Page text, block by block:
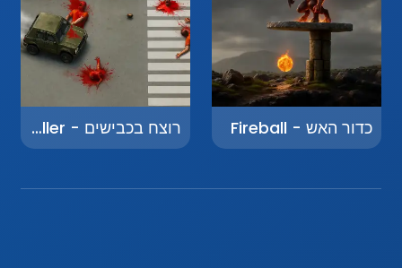
כדור האש - Fireball רוצח בכבישים - Road Killer